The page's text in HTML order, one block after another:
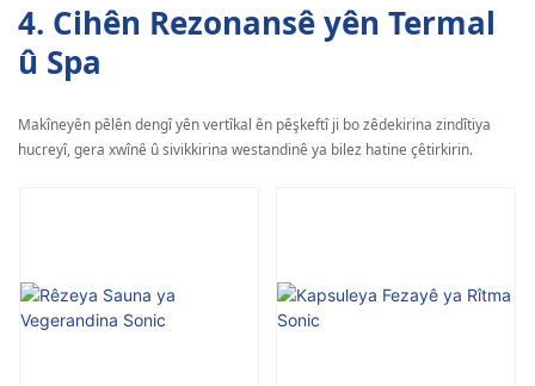
4. Cihên Rezonansê yên Termal
û Spa
Makîneyên pêlên dengî yên vertîkal ên pêşkeftî ji bo zêdekirina zindîtiya
hucreyî, gera xwînê û sivikkirina westandinê ya bilez hatine çêtirkirin.